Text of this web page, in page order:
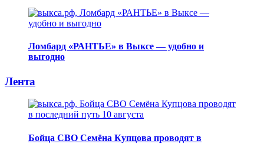
Ломбард «РАНТЬЕ» в Выксе — удобно и
выгодно
Лента
Бойца СВО Семёна Купцова проводят в